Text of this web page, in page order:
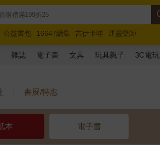
公益書包 16647續集 吉伊卡哇
通靈藥師
馬斯克 玩具總動員5 超慢跑
雜誌 電子書 文具 玩具親子 3C電玩
書展/特惠
本 電子書